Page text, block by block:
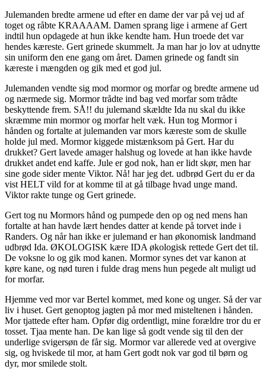
Julemanden bredte armene ud efter en dame der var på vej ud af
toget og råbte KRAAAAM. Damen sprang lige i armene af Gert
indtil hun opdagede at hun ikke kendte ham. Hun troede det var
hendes kæreste. Gert grinede skummelt. Ja man har jo lov at udnytte
sin uniform den ene gang om året. Damen grinede og fandt sin
kæreste i mængden og gik med et god jul.
Julemanden vendte sig mod mormor og morfar og bredte armene ud
og nærmede sig. Mormor trådte ind bag ved morfar som trådte
beskyttende frem. SÅ!! du julemand skældte Ida nu skal du ikke
skræmme min mormor og morfar helt væk. Hun tog Mormor i
hånden og fortalte at julemanden var mors kæreste som de skulle
holde jul med. Mormor kiggede mistænksom på Gert. Har du
drukket? Gert lavede amager halshug og lovede at han ikke havde
drukket andet end kaffe. Jule er god nok, han er lidt skør, men har
sine gode sider mente Viktor. Nå! har jeg det. udbrød Gert du er da
vist HELT vild for at komme til at gå tilbage hvad unge mand.
Viktor rakte tunge og Gert grinede.
Gert tog nu Mormors hånd og pumpede den op og ned mens han
fortalte at han havde lært hendes datter at kende på torvet inde i
Randers. Og når han ikke er julemand er han økonomisk landmand
udbrød Ida. ØKOLOGISK kære IDA økologisk rettede Gert det til.
De voksne lo og gik mod kanen. Mormor synes det var kanon at
køre kane, og nød turen i fulde drag mens hun pegede alt muligt ud
for morfar.
Hjemme ved mor var Bertel kommet, med kone og unger. Så der var
liv i huset. Gert genoptog jagten på mor med misteltenen i hånden.
Mor tjattede efter ham. Opfør dig ordentligt, mine forældre tror du er
tosset. Tjaa mente han. De kan lige så godt vende sig til den der
underlige svigersøn de får sig. Mormor var allerede ved at overgive
sig, og hviskede til mor, at ham Gert godt nok var god til børn og
dyr, mor smilede stolt.